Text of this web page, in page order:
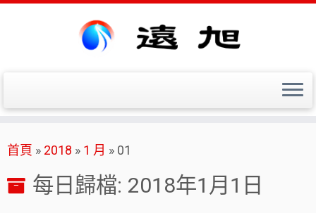
to
content
首頁 » 2018 » 1 月 » 01
每日歸檔: 2018年1月1日